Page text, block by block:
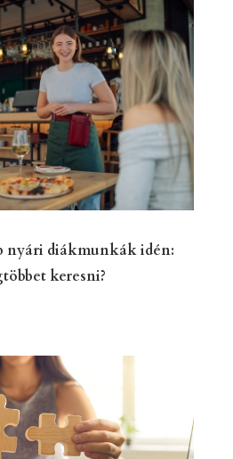
nyári diákmunkák idén:
keresni?